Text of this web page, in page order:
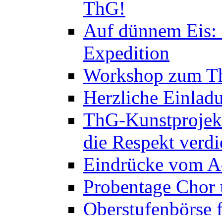
ThG!
Auf dünnem
Expedition
Workshop zum
Herzliche
ThG-
die Respekt
Eindrücke vom
Probentage